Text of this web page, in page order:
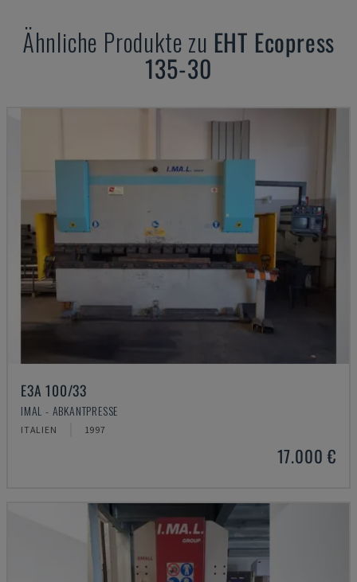
Ähnliche Produkte zu EHT Ecopress
135-30
E3A 100/33
IMAL - ABKANTPRESSE
ITALIEN 1997
17.000 €